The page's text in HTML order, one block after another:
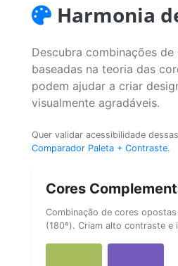
Harmonia
Descubra combinações
baseadas na teoria das
podem ajudar a criar
visualmente agradáveis.
Quer validar acessibilidade
Comparador Paleta + Contraste.
Cores
Combinação de cores
(180º). Criam alto contraste e